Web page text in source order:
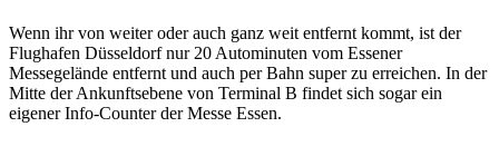
Wenn ihr von weiter oder auch ganz weit entfernt kommt, ist der
Flughafen Düsseldorf nur 20 Autominuten vom Essener
Messegelände entfernt und auch per Bahn super zu erreichen. In der
Mitte der Ankunftsebene von Terminal B findet sich sogar ein
eigener Info-Counter der Messe Essen.